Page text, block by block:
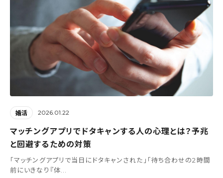
婚活 2026.01.22
マッチングアプリでドタキャンする人の心理とは？予兆
と回避するための対策
「マッチングアプリで当日にドタキャンされた」「待ち合わせの2時間
前にいきなり『体...